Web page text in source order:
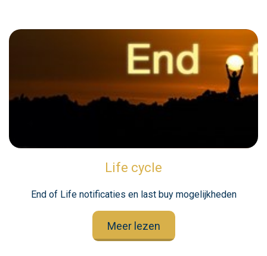
Life cycle
End of Life notificaties en last buy mogelijkheden
Meer lezen